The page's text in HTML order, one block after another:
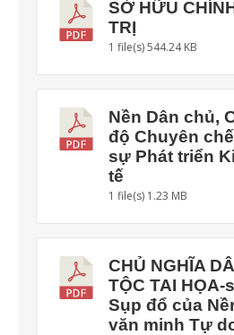
SỞ HỮU
TRỊ
1 file(s)544.24 KB
Nền Dân chủ,
độ Chuyên
sự Phát triển
tế
1 file(s) 1.23 MB
CHỦ NGHĨA
TỘC TAI HỌA-
Sụp đổ của
văn minh Tự